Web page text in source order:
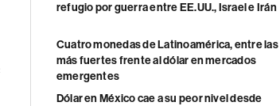
refugio por guerra entre EE.UU., Israel e Irán
Cuatro monedas de Latinoamérica, entre las
más fuertes frente al dólar en mercados
emergentes
Dólar en México cae a su peor nivel desde